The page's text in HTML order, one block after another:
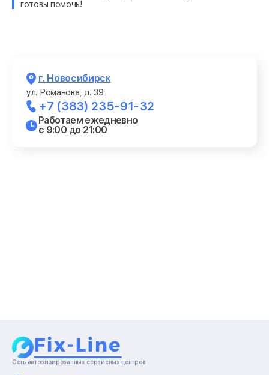
готовы помочь!
г. Новосибирск
ул. Романова, д. 39
+7 (383) 235-91-32
Работаем ежедневно
с 9:00 до 21:00
Сеть авторизированных сервисных центров